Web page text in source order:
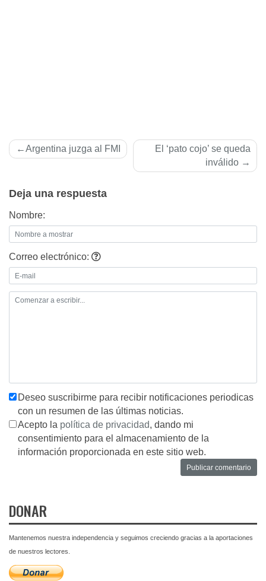
Navegación
Argentina juzga al FMI
El ‘pato cojo’ se queda
inválido
Deja una respuesta
Nombre:
Correo electrónico:
Deseo suscribirme para recibir notificaciones periodicas
con un resumen de las últimas noticias.
Acepto la política de privacidad, dando mi
consentimiento para el almacenamiento de la
información proporcionada en este sitio web.
DONAR
Mantenemos nuestra independencia y seguimos creciendo gracias a la aportaciones
de nuestros lectores.